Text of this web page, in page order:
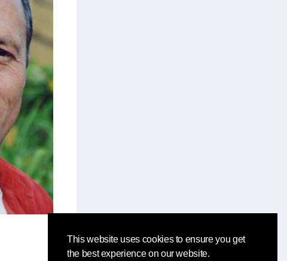
This website uses cookies to ensure you get
the best experience on our website.